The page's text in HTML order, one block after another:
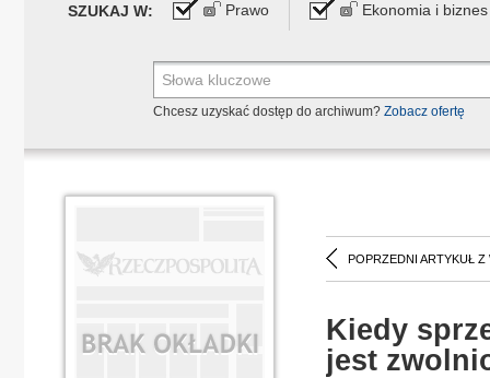
SZUKAJ W: Prawo Ekonomia i biznes
Chcesz uzyskać dostęp do archiwum? Zobacz ofertę
POPRZEDNI ARTYKUŁ Z
Kiedy
jest